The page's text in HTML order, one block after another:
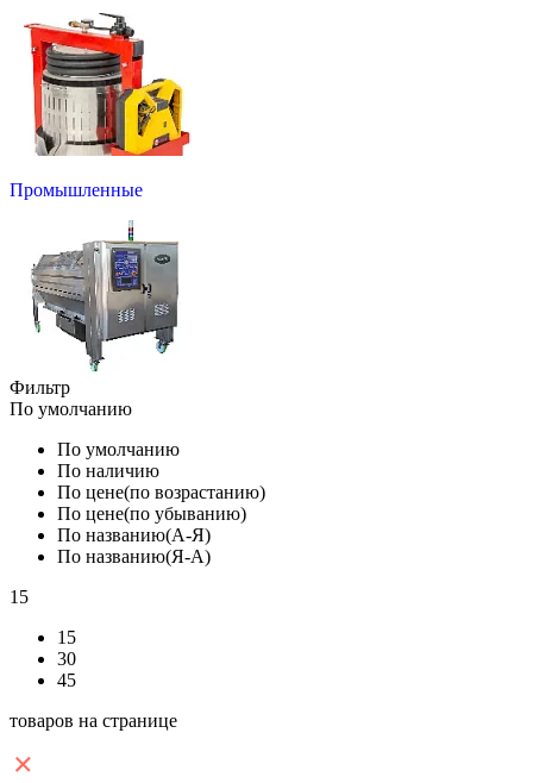
Промышленные
Фильтр
По умолчанию
По умолчанию
По наличию
По цене(по возрастанию)
По цене(по убыванию)
По названию(А-Я)
По названию(Я-А)
15
15
30
45
товаров на странице